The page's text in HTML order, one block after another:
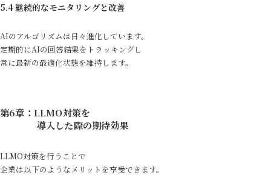
5.4 継続的なモニタリングと改善
AIのアルゴリズムは日々進化しています。
定期的にAIの回答結果をトラッキングし
常に最新の最適化状態を維持します。
第6章：LLMO対策を
導入した際の期待効果
LLMO対策を行うことで
企業は以下のようなメリットを享受できます。